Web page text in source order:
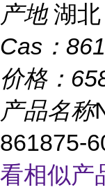
产地 湖北
Cas：
价格：
产品名称
861875-
看相似产